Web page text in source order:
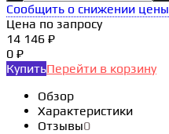
Сообщить о снижении цены
Цена по запросу
14 146 ₽
0 ₽
КупитьПерейти в корзину
Обзор
Характеристики
Отзывы0